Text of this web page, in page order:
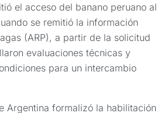
el acceso del banano peruano al
se remitió la información
(ARP), a partir de la solicitud
evaluaciones técnicas y
para un intercambio
Argentina formalizó la habilitación